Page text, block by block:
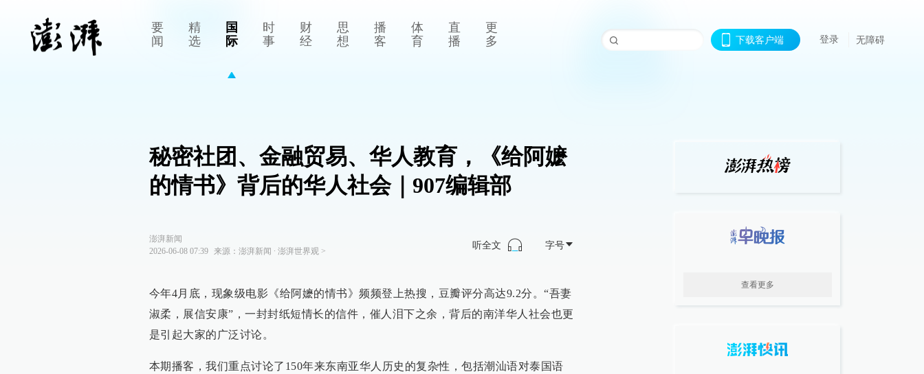
要
闻
精
选
国
际
时
事
财
经
思
想
播
客
体
育
直
播
更
多
下载客户端 登录 无障碍
秘密社团、金融贸易、华人教育，《给阿嬷
的情书》背后的华人社会｜907编辑部
澎湃新闻
2026-06-08 07:39
来源： 澎湃新闻 ∙ 澎湃世界观>
听全文 字号
今年4月底，现象级电影《给阿嬷的情书》频频登上热搜，豆瓣评分高达9.2分。“吾妻
淑柔，展信安康”，一封封纸短情长的信件，催人泪下之余，背后的南洋华人社会也更
是引起大家的广泛讨论。
本期播客，我们重点讨论了150年来东南亚华人历史的复杂性，包括潮汕语对泰国语
查看更多